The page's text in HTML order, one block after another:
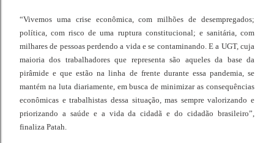
“Vivemos uma crise econômica, com milhões de desempregados;
política, com risco de uma ruptura constitucional; e sanitária, com
milhares de pessoas perdendo a vida e se contaminando. E a UGT, cuja
maioria dos trabalhadores que representa são aqueles da base da
pirâmide e que estão na linha de frente durante essa pandemia, se
mantém na luta diariamente, em busca de minimizar as consequências
econômicas e trabalhistas dessa situação, mas sempre valorizando e
priorizando a saúde e a vida da cidadã e do cidadão brasileiro”,
finaliza Patah.